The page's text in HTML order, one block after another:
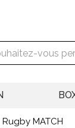
MATCH